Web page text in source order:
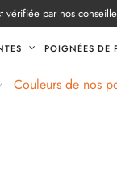
vérifiée par nos
POIGNÉES DE
Couleurs de nos